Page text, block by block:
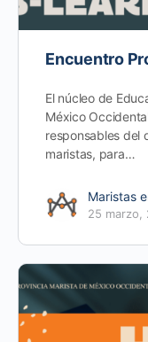
Encuentro
El núcleo de
México
responsables del
maristas, para…
Maristas
25 marzo,